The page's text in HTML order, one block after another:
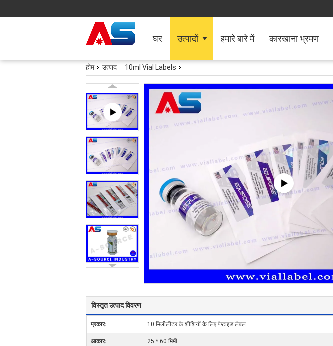
घर उत्पादों हमारे बारे में कारखाना भ्रमण
होम उत्पाद 10ml Vial Labels
विस्तृत उत्पाद विवरण
प्रकार: 10 मिलीलीटर के शीशियों के लिए पेप्टाइड लेबल
आकार: 25 * 60 मिमी